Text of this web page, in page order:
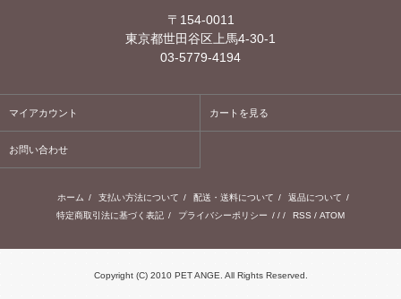
〒154-0011
東京都世田谷区上馬4-30-1
03-5779-4194
マイアカウント カートを見る
お問い合わせ
ホーム / 支払い方法について / 配送・送料について / 返品について /
特定商取引法に基づく表記 / プライバシーポリシー / / / RSS / ATOM
Copyright (C) 2010 PET ANGE. All Rights Reserved.